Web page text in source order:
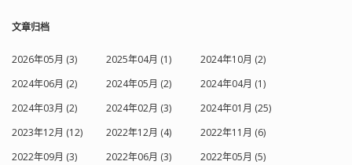
文章归档
2026年05月 (3) 2025年04月 (1)
2024年10月 (2)
2024年06月 (2)
2024年05月 (2)
2024年04月 (1)
2024年03月 (2)
2024年02月 (3)
2024年01月 (25)
2023年12月 (12)
2022年12月 (4)
2022年11月 (6)
2022年09月 (3)
2022年06月 (3)
2022年05月 (5)